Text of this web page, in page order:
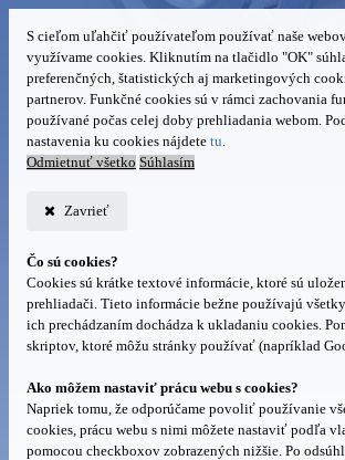
S cieľom uľahčiť používateľom používať naše
využívame cookies. Kliknutím na tlačidlo "OK"
preferenčných, štatistických aj marketingových
partnerov. Funkčné cookies sú v rámci zachovania
používané počas celej doby prehliadania webom.
nastavenia ku cookies nájdete tu.
Odmietnuť všetko Súhlasím
Zavrieť
Čo sú cookies?
Cookies sú krátke textové informácie, ktoré sú
prehliadači. Tieto informácie bežne používajú
ich prechádzaním dochádza k ukladaniu cookies.
skriptov, ktoré môžu stránky používať (napríklad
Ako môžem nastaviť prácu webu s cookies?
Napriek tomu, že odporúčame povoliť používanie
cookies, prácu webu s nimi môžete nastaviť podľa
pomocou checkboxov zobrazených nižšie. Po